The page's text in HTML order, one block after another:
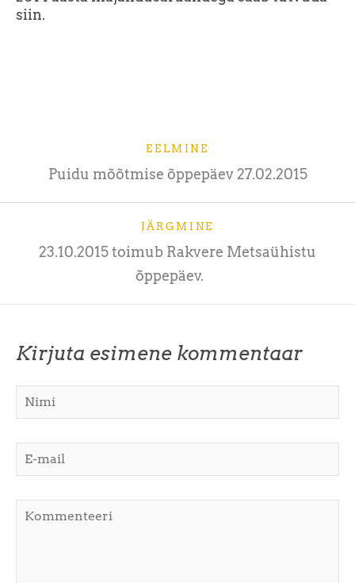
siin.
EELMINE
Puidu mõõtmise õppepäev 27.02.2015
JÄRGMINE
23.10.2015 toimub Rakvere Metsaühistu
õppepäev.
Kirjuta esimene kommentaar